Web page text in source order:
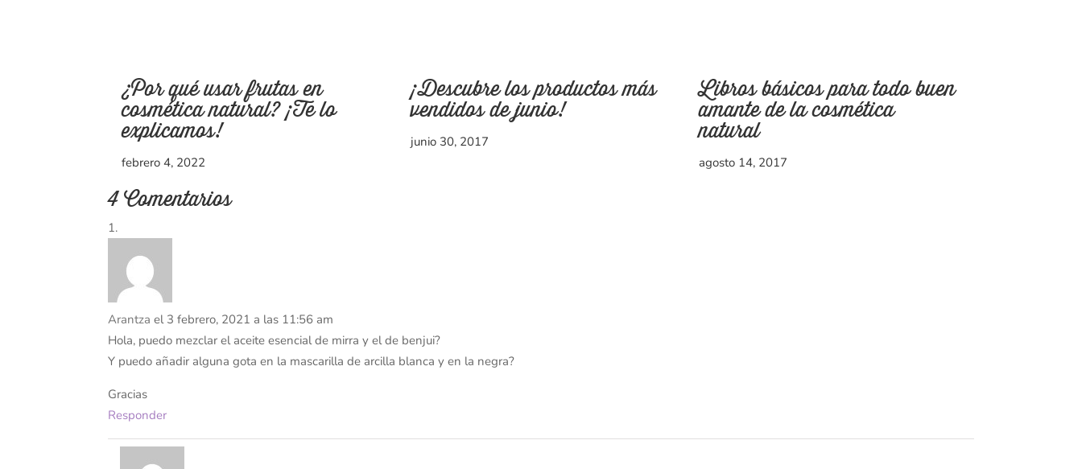
¿Por qué usar frutas en
cosmética natural? ¡Te lo
explicamos!
febrero 4, 2022
¡Descubre los productos más
vendidos de junio!
junio 30, 2017
Libros básicos para todo buen
amante de la cosmética
natural
agosto 14, 2017
4 Comentarios
Arantza el 3 febrero, 2021 a las 11:56 am
Hola, puedo mezclar el aceite esencial de mirra y el de benjui?
Y puedo añadir alguna gota en la mascarilla de arcilla blanca y en la negra?
Gracias
Responder